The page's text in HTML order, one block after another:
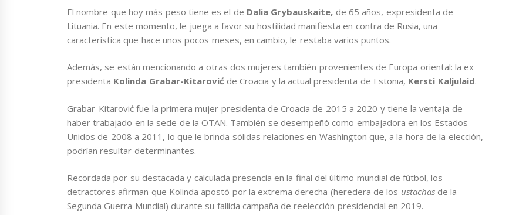
El nombre que hoy más peso tiene es el de Dalia Grybauskaite, de 65 años, expresidenta de
Lituania. En este momento, le juega a favor su hostilidad manifiesta en contra de Rusia, una
característica que hace unos pocos meses, en cambio, le restaba varios puntos.
Además, se están mencionando a otras dos mujeres también provenientes de Europa oriental: la ex
presidenta Kolinda Grabar-Kitarović de Croacia y la actual presidenta de Estonia, Kersti Kaljulaid.
Grabar-Kitarović fue la primera mujer presidenta de Croacia de 2015 a 2020 y tiene la ventaja de
haber trabajado en la sede de la OTAN. También se desempeñó como embajadora en los Estados
Unidos de 2008 a 2011, lo que le brinda sólidas relaciones en Washington que, a la hora de la elección,
podrían resultar determinantes.
Recordada por su destacada y calculada presencia en la final del último mundial de fútbol, los
detractores afirman que Kolinda apostó por la extrema derecha (heredera de los ustachasde la
Segunda Guerra Mundial) durante su fallida campaña de reelección presidencial en 2019.